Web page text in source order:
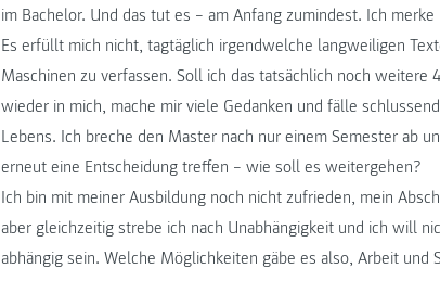
im Bachelor. Und das tut es – am Anfang zumindest. Ich
Es erfüllt mich nicht, tagtäglich irgendwelche langweiligen
Maschinen zu verfassen. Soll ich das tatsächlich noch weitere
wieder in mich, mache mir viele Gedanken und fälle
Lebens. Ich breche den Master nach nur einem Semester ab
erneut eine Entscheidung treffen – wie soll es weitergehen?
Ich bin mit meiner Ausbildung noch nicht zufrieden, mein
aber gleichzeitig strebe ich nach Unabhängigkeit und ich will
abhängig sein. Welche Möglichkeiten gäbe es also, Arbeit und